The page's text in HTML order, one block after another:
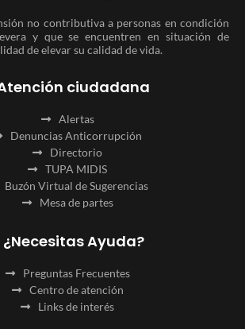
no contributiva a personas en condición
y que se encuentren en situación de
de elevar su calidad de vida.
ciudadana
Alertas
Denuncias Anticorrupción
Directorio
TUPA MIDIS
Buzón Virtual de Sugerencias
Mesa de partes
¿Necesitas Ayuda?
Preguntas Frecuentes
Centro de atención
Links de interés